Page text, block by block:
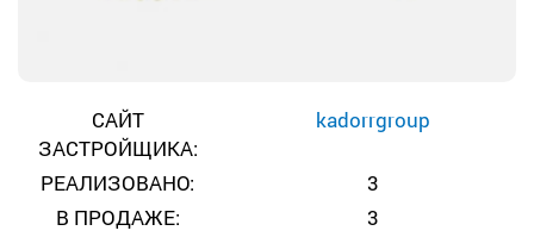
САЙТ
ЗАСТРОЙЩИКА:
kadorrgroup
РЕАЛИЗОВАНО:
3
В ПРОДАЖЕ:
3